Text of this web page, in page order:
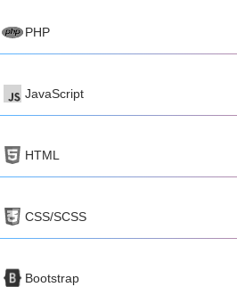
PHP
JavaScript
HTML
CSS/SCSS
Bootstrap